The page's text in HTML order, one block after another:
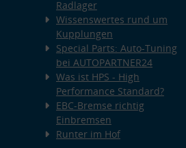
Radlager
Wissenswertes rund um
Kupplungen
Special Parts: Auto-Tuning
bei AUTOPARTNER24
Was ist HPS - High
Performance Standard?
EBC-Bremse richtig
Einbremsen
Runter im Hof